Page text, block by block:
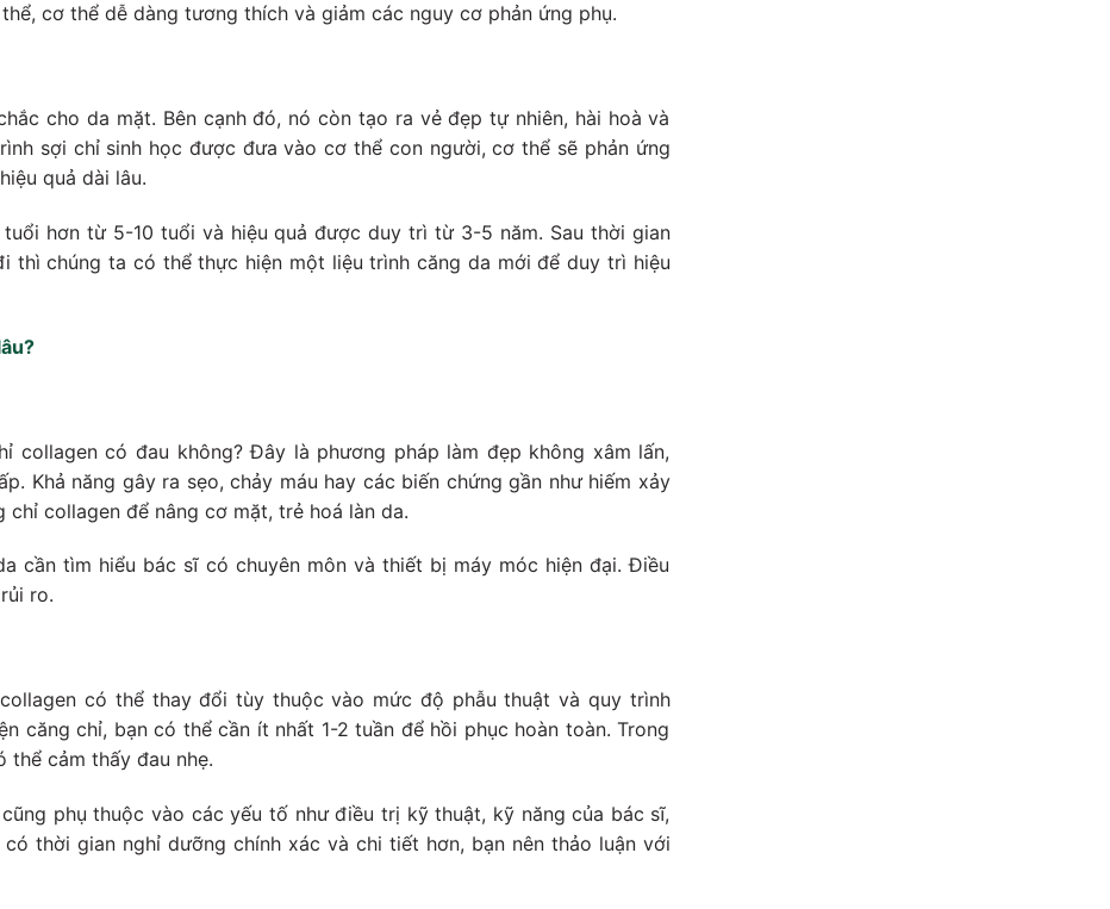
cơ thể dễ dàng tương thích và giảm các nguy cơ phản ứng phụ.
cho da mặt. Bên cạnh đó, nó còn tạo ra vẻ đẹp tự nhiên, hài hoà và
sợi chỉ sinh học được đưa vào cơ thể con người, cơ thể sẽ phản ứng
quả dài lâu.
hơn từ 5-10 tuổi và hiệu quả được duy trì từ 3-5 năm. Sau thời gian
thì chúng ta có thể thực hiện một liệu trình căng da mới để duy trì hiệu
collagen có đau không? Đây là phương pháp làm đẹp không xâm lấn,
Khả năng gây ra sẹo, chảy máu hay các biến chứng gần như hiếm xảy
collagen để nâng cơ mặt, trẻ hoá làn da.
cần tìm hiểu bác sĩ có chuyên môn và thiết bị máy móc hiện đại. Điều
ro.
có thể thay đổi tùy thuộc vào mức độ phẫu thuật và quy trình
căng chỉ, bạn có thể cần ít nhất 1-2 tuần để hồi phục hoàn toàn. Trong
thể cảm thấy đau nhẹ.
phụ thuộc vào các yếu tố như điều trị kỹ thuật, kỹ năng của bác sĩ,
thời gian nghỉ dưỡng chính xác và chi tiết hơn, bạn nên thảo luận với